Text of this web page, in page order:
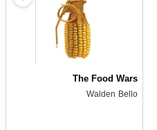
The Food Wars
Walden Bello